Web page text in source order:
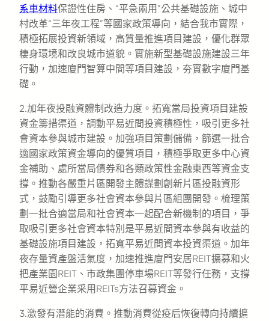
系車材料保證性住房、“平急兩用”公共基礎設施、城中
村改革“三年夜工程”等國家政策導向，結合我市實際，
積極拓展投資新領域，高質量推進項目建設，優化群眾
棲身環境和改良城市道貌。實施新型基礎設施建設三年
行動，加速廈門智算中間等項目建設，夯實數字廈門基
礎。
2.加年夜投融資體制改造力度。拓寬當局投資項目建設
資金籌措渠道，調動平易近間投資積極性，吸引更多社
會資本參與城市建設。加強項目策劃儲備，篩選一批合
適國家政策資金導向的優質項目，積極爭取更多中心資
金補助、處所當局債券和各類政策性金融東西等資金支
撐。推動各嚴重片區開發主體謀劃創新片區投融資形
式，鼓勵引導更多社會資本參與片區組團開發。梳理策
劃一批合適當局和社會資本一起配合新機制的項目，爭
取吸引更多社會資本特別是平易近間資本參與有收益的
基礎設施項目建設，拓寬平易近間資本投資渠道。加年
夜存量資產盤活氣度，加速推進廈門安居REIT擴募和火
把產業園REIT、市政集團停車場REIT等發行任務，支撐
平易近營企業采用REITs方法召募資金。
3.激發有潛能的消費。推動消費從疫后恢復轉向持續擴